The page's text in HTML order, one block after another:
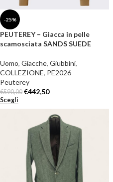
-25%
PEUTEREY – Giacca in pelle
scamosciata SANDS SUEDE
Uomo, Giacche, Giubbini,
COLLEZIONE, PE2026
Peuterey
€590,00 €442,50
Scegli